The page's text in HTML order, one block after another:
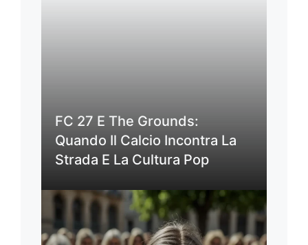
FC 27 E The Grounds:
Quando Il Calcio Incontra La
Strada E La Cultura Pop